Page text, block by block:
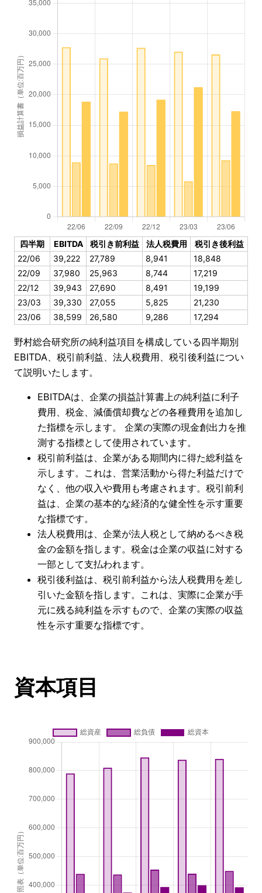
四半期 EBITDA 税引き前利益 法人税費用
税引き後利益
22/06
39,222 27,789 8,941
18,848
22/09
37,980 25,963 8,744
17,219
22/12
39,943 27,690 8,491
19,199
23/03
39,330 27,055 5,825
21,230
23/06
38,599 26,580 9,286 17,294
野村総合研究所の純利益項目を構成している四半期別
EBITDA、税引前利益、法人税費用、税引後利益につい
て説明いたします。
EBITDAは、企業の損益計算書上の純利益に利子
費用、税金、減価償却費などの各種費用を追加し
た指標を示します。 企業の実際の現金創出力を推
測する指標として使用されています。
税引前利益は、企業がある期間内に得た総利益を
示します。これは、営業活動から得た利益だけで
なく、他の収入や費用も考慮されます。税引前利
益は、企業の基本的な経済的な健全性を示す重要
な指標です。
法人税費用は、企業が法人税として納めるべき税
金の金額を指します。税金は企業の収益に対する
一部として支払われます。
税引後利益は、税引前利益から法人税費用を差し
引いた金額を指します。これは、実際に企業が手
元に残る純利益を示すもので、企業の実際の収益
性を示す重要な指標です。
資本項目